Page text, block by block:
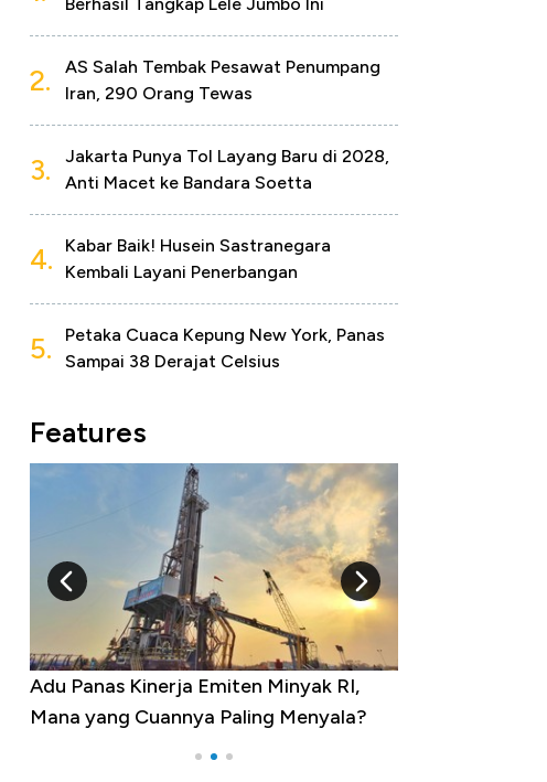
2.
AS Salah Tembak Pesawat Penumpang
Iran, 290 Orang Tewas
3.
Jakarta Punya Tol Layang Baru di 2028,
Anti Macet ke Bandara Soetta
4.
Kabar Baik! Husein Sastranegara
Kembali Layani Penerbangan
5.
Petaka Cuaca Kepung New York, Panas
Sampai 38 Derajat Celsius
Features
Adu Panas Kinerja Emiten Minyak RI,
Mana yang Cuannya Paling Menyala?